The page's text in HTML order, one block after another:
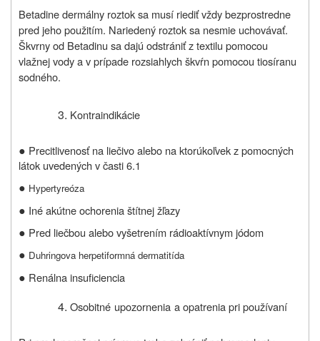
Betadine dermálny roztok sa musí riediť vždy bezprostredne
pred jeho použitím. Nariedený roztok sa nesmie uchovávať.
Škvrny od Betadinu sa dajú odstrániť z textilu pomocou
vlažnej vody a v prípade rozsiahlych škvŕn pomocou tiosíranu
sodného.
Kontraindikácie
● Precitlivenosť na liečivo alebo na ktorúkoľvek z pomocných
látok uvedených v časti 6.1
● Hypertyreóza
● Iné akútne ochorenia štítnej žľazy
● Pred liečbou alebo vyšetrením rádioaktívnym jódom
● Duhringova herpetiformná dermatitída
● Renálna insuficiencia
Osobitné upozornenia a opatrenia pri používaní